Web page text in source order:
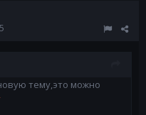
тему,это можно